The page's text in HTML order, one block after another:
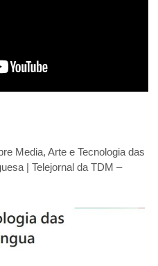
Media, Arte e Tecnologia das
| Telejornal da TDM –